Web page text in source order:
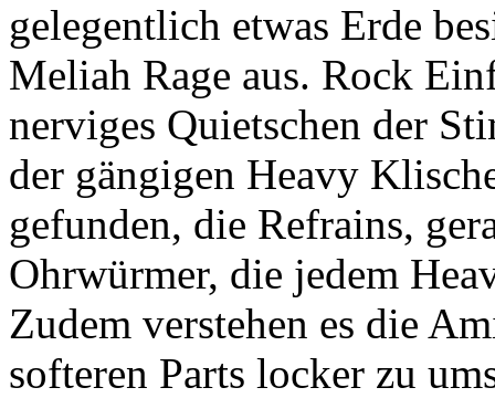
gelegentlich etwas Erde
Meliah Rage aus. Rock
nerviges Quietschen der
der gängigen Heavy
gefunden, die Refrains,
Ohrwürmer, die jedem
Zudem verstehen es die
softeren Parts locker zu